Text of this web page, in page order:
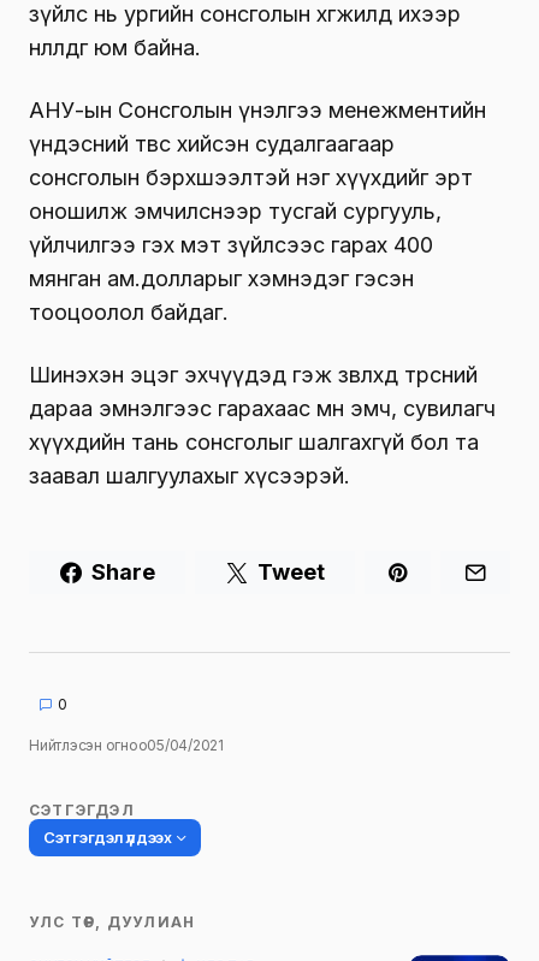
зүйлс нь ургийн сонсголын хөгжилд ихээр
нөлөөлдөг юм байна.
АНУ-ын Сонсголын үнэлгээ менежментийн
үндэсний төвөөс хийсэн судалгаагаар
сонсголын бэрхшээлтэй нэг хүүхдийг эрт
оношилж эмчилснээр тусгай сургууль,
үйлчилгээ гэх мэт зүйлсээс гарах 400
мянган ам.долларыг хэмнэдэг гэсэн
тооцоолол байдаг.
Шинэхэн эцэг эхчүүдэд гэж зөвлөхөд төрсний
дараа эмнэлгээс гарахаас өмнө эмч, сувилагч
хүүхдийн тань сонсголыг шалгахгүй бол та
заавал шалгуулахыг хүсээрэй.
Share Tweet
0
Нийтлэсэн огноо05/04/2021
СЭТГЭГДЭЛ
Сэтгэгдэл үлдээх
Таны имэйл хаягийг нийтлэхгүй.
УЛС ТӨР, ДУУЛИАН